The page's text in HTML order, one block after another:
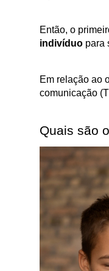
Então, o
indivíduo para
Em relação ao
comunicação
Quais são